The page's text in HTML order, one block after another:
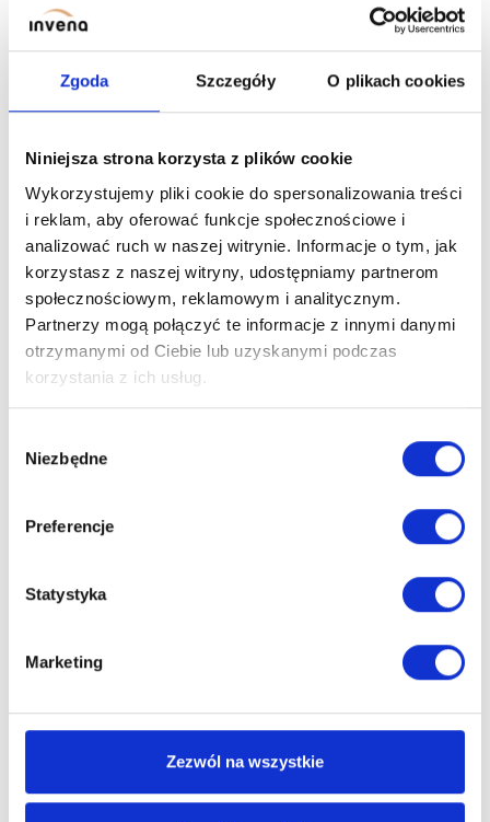
Zgoda Szczegóły O plikach cookies
Niniejsza strona korzysta z plików cookie
Wykorzystujemy pliki cookie do spersonalizowania treści
i reklam, aby oferować funkcje społecznościowe i
analizować ruch w naszej witrynie. Informacje o tym, jak
korzystasz z naszej witryny, udostępniamy partnerom
społecznościowym, reklamowym i analitycznym.
Partnerzy mogą połączyć te informacje z innymi danymi
otrzymanymi od Ciebie lub uzyskanymi podczas
korzystania z ich usług.
zgody
Niezbędne
Preferencje
Statystyka
Marketing
Zezwól na wszystkie
Foreign distribution
sergii.vashchenko@invena.pl
Ukraine
Aleksejs Lapinskis
aleksejs.lapinskis@invena.pl
Lithuania, Latvia, Estonia
Patrik Stelbasky
Czech Republic, Slovakia
Oliver.Karlovic@invena.pl